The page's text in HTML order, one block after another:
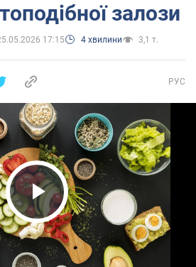
залози
17:15 4 хвилини 3,1 т.
РУС
Play Video